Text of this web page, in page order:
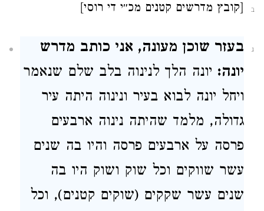
ב [קובץ מדרשים קטנים מכ״י די רוסי]
ג
בעזר שוכן מעונה, אני כותב מדרש
יונה: יונה הלך לנינוה בלב שלם שנאמר
ויחל יונה לבוא בעיר ונינוה היתה עיר
גדולה, מלמד שהיתה נינוה ארבעים
פרסה על ארבעים פרסה והיו בה שנים
עשר שווקים וכל שוק ושוק היו בה
שנים עשר שקקים (שוקים קטנים), וכל